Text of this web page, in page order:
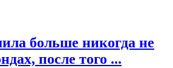
больше никогда не
после того ...